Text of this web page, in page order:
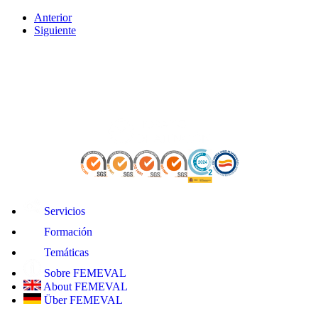
Anterior
Siguiente
Servicios
Formación
Temáticas
Sobre FEMEVAL
About FEMEVAL
Über FEMEVAL